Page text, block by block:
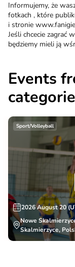
Informujemy, że
fotkach , które
i stronie
Jeśli chcecie zagrać
będziemy mieli ją
Events
Sport/Volleyball
2026 August 20
Nowe
Skalmierzyce,